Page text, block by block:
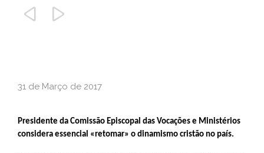
 
31 de Março de 2017
Presidente da Comissão Episcopal das Vocações e Ministérios
considera essencial «retomar» o dinamismo cristão no país.